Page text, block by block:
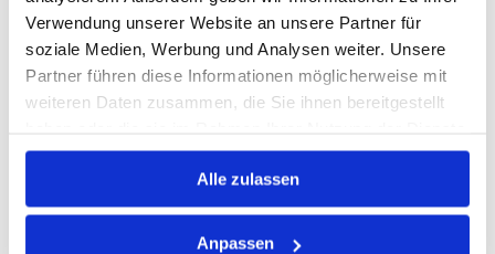
Verwendung unserer Website an unsere Partner für
soziale Medien, Werbung und Analysen weiter. Unsere
Partner führen diese Informationen möglicherweise mit
weiteren Daten zusammen, die Sie ihnen bereitgestellt
gesammelt haben.
Alle zulassen
Anpassen
VIERPUNKTLAGER QJ 207 N2MA/C2L
SKF
EAN: 7316576631924